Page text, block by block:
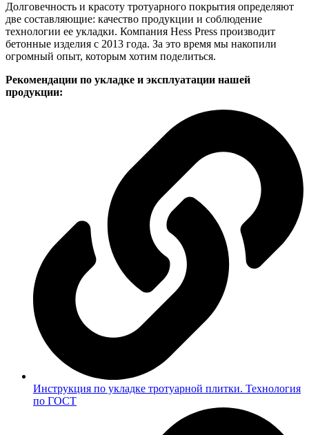
Долговечность и красоту тротуарного покрытия определяют
две составляющие: качество продукции и соблюдение
технологии ее укладки. Компания Hess Press производит
бетонные изделия с 2013 года. За это время мы накопили
огромный опыт, которым хотим поделиться.
Рекомендации по укладке и эксплуатации нашей
продукции:
Инструкция по укладке тротуарной плитки. Технология
по ГОСТ